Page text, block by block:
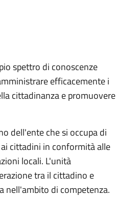
spettro di conoscenze
efficacemente i
cittadinanza e promuovere
dell'ente che si occupa di
cittadini in conformità alle
locali. L'unità
tra il cittadino e
nell'ambito di competenza.